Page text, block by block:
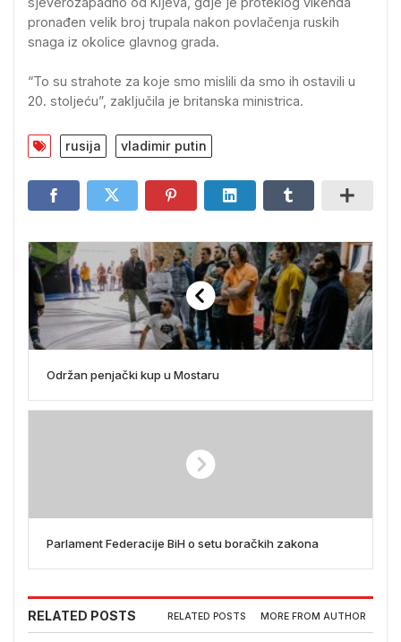
pronađen velik broj trupala nakon povlačenja ruskih
snaga iz okolice glavnog grada.
“To su strahote za koje smo mislili da smo ih ostavili u
20. stoljeću”, zaključila je britanska ministrica.
rusija vladimir putin
Održan penjački kup u Mostaru
Parlament Federacije BiH o setu boračkih zakona
RELATED POSTS RELATED POSTS MORE FROM AUTHOR